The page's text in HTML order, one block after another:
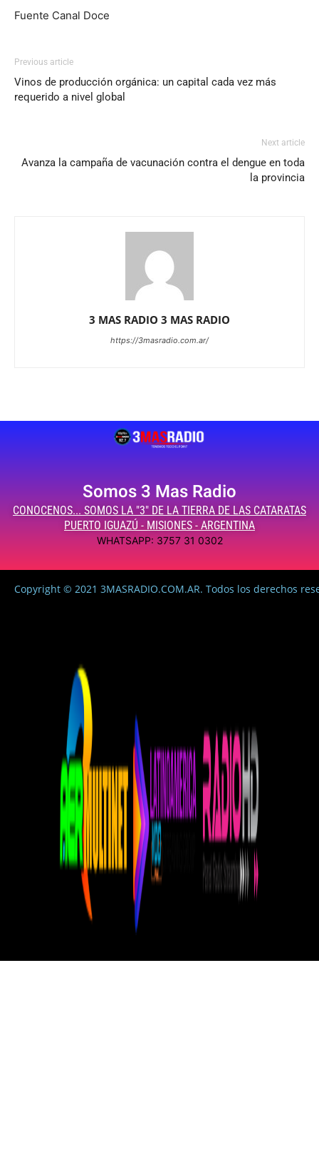
Fuente Canal Doce
Previous article
Vinos de producción orgánica: un capital cada vez más
requerido a nivel global
Next article
Avanza la campaña de vacunación contra el dengue en toda
la provincia
3 MAS RADIO 3 MAS RADIO
https://3masradio.com.ar/
Somos 3 Mas Radio
CONOCENOS... SOMOS LA "3" DE LA TIERRA DE LAS CATARATAS
PUERTO IGUAZÚ - MISIONES - ARGENTINA
WHATSAPP: 3757 31 0302
Copyright © 2021 3MASRADIO.COM.AR. Todos los derechos